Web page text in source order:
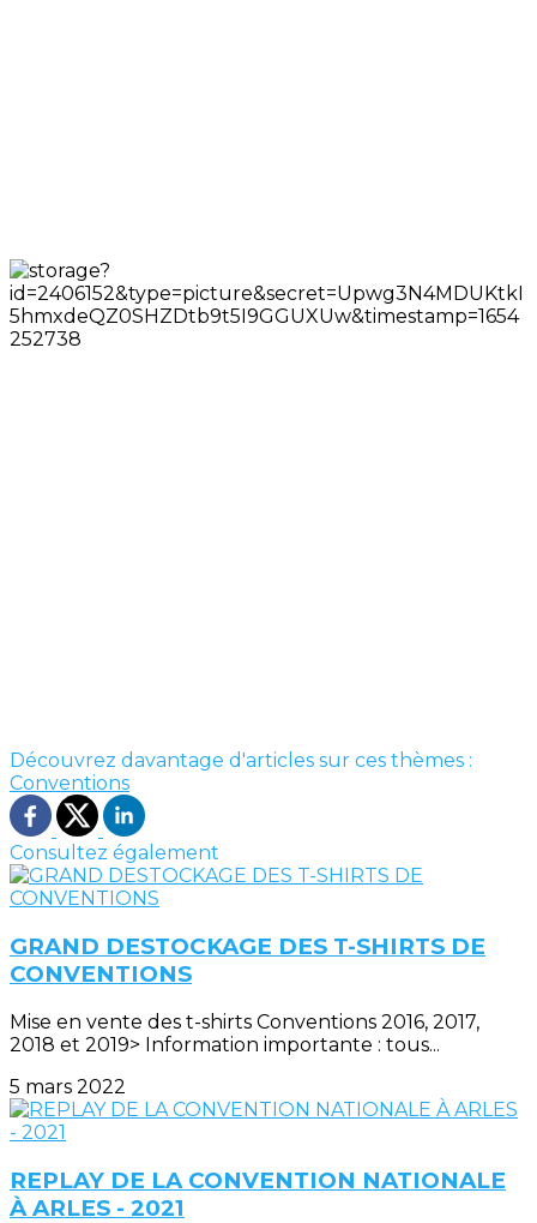
Découvrez davantage d'articles sur ces thèmes :
Conventions
Consultez également
GRAND DESTOCKAGE DES T-SHIRTS DE
CONVENTIONS
Mise en vente des t-shirts Conventions 2016, 2017,
2018 et 2019> Information importante : tous...
5 mars 2022
REPLAY DE LA CONVENTION NATIONALE
À ARLES - 2021